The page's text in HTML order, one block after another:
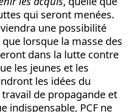
qui seront menées.
une possibilité
lorsque la masse des
dans la lutte contre
les jeunes et les
les idées du
de propagande et
indispensable, PCF ne